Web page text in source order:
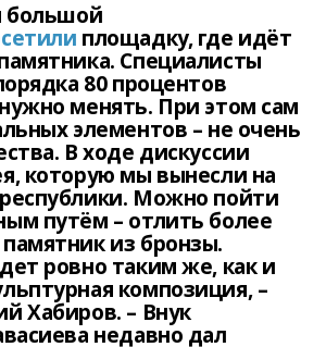
большой
площадку, где идёт
Специалисты
80 процентов
менять. При этом сам
элементов – не очень
В ходе дискуссии
которую мы вынесли на
Можно пойти
путём – отлить более
из бронзы.
ровно таким же, как и
композиция, –
Хабиров. – Внук
недавно дал